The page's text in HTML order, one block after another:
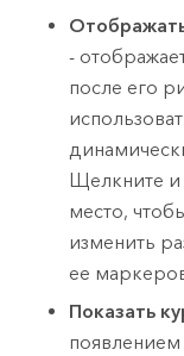
-
после его
Щелкните и
место,
изменить
ее
Показать